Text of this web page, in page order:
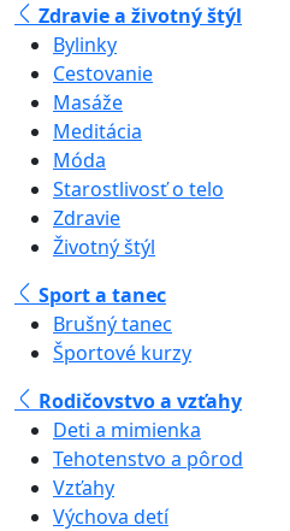
Zdravie a životný štýl
Bylinky
Cestovanie
Masáže
Meditácia
Móda
Starostlivosť o telo
Zdravie
Životný štýl
Sport a tanec
Brušný tanec
Športové kurzy
Rodičovstvo a vzťahy
Deti a mimienka
Tehotenstvo a pôrod
Vzťahy
Výchova detí